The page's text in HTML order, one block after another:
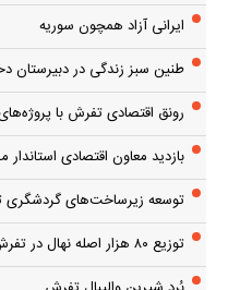
ایرانی آزاد همچون سوریه
طنین سبز زندگی در دبیرستان
رونق اقتصادی تفرش با
بازدید معاون اقتصادی
توسعه زیرساخت‌های گردشگری
توزیع ۸۰ هزار اصله نهال در تفرش